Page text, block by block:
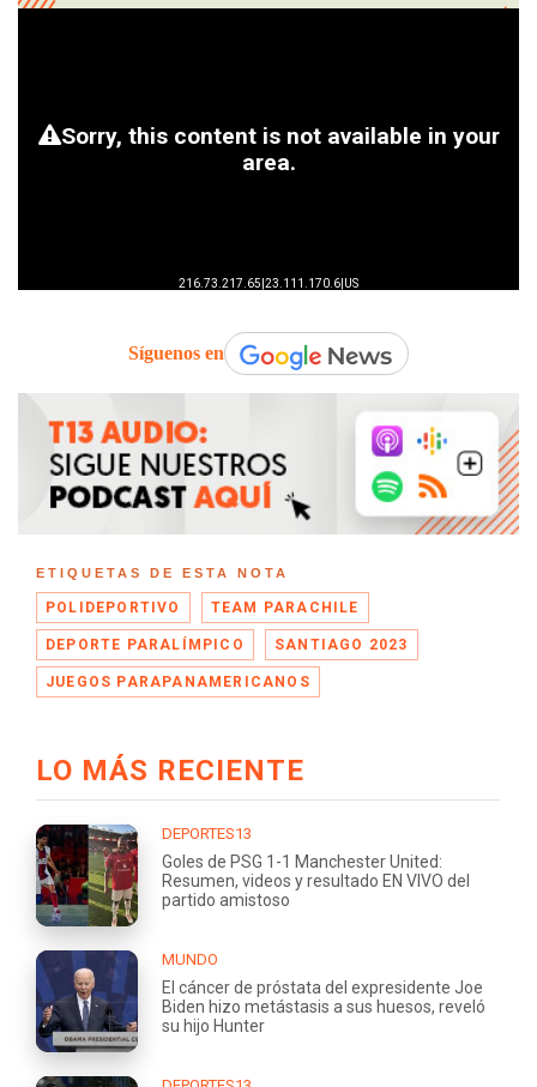
Síguenos en
ETIQUETAS DE ESTA NOTA
POLIDEPORTIVO TEAM PARACHILE
DEPORTE PARALÍMPICO SANTIAGO 2023
JUEGOS PARAPANAMERICANOS
LO MÁS RECIENTE
DEPORTES13
Goles de PSG 1-1 Manchester United:
Resumen, videos y resultado EN VIVO del
partido amistoso
MUNDO
El cáncer de próstata del expresidente Joe
Biden hizo metástasis a sus huesos, reveló
su hijo Hunter